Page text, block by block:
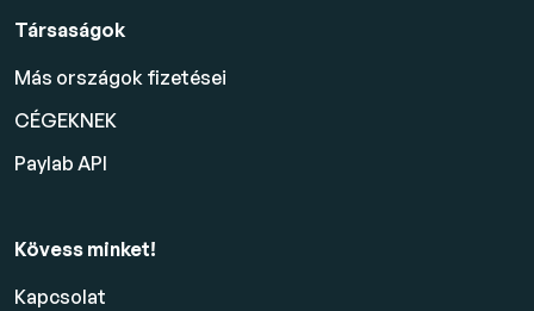
Társaságok
Más országok fizetései
CÉGEKNEK
Paylab API
Kövess minket!
Kapcsolat